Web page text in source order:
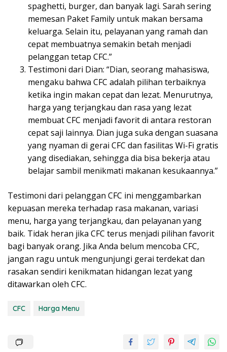
spaghetti, burger, dan banyak lagi. Sarah sering
memesan Paket Family untuk makan bersama
keluarga. Selain itu, pelayanan yang ramah dan
cepat membuatnya semakin betah menjadi
pelanggan tetap CFC.”
Testimoni dari Dian: “Dian, seorang mahasiswa,
mengaku bahwa CFC adalah pilihan terbaiknya
ketika ingin makan cepat dan lezat. Menurutnya,
harga yang terjangkau dan rasa yang lezat
membuat CFC menjadi favorit di antara restoran
cepat saji lainnya. Dian juga suka dengan suasana
yang nyaman di gerai CFC dan fasilitas Wi-Fi gratis
yang disediakan, sehingga dia bisa bekerja atau
belajar sambil menikmati makanan kesukaannya.”
Testimoni dari pelanggan CFC ini menggambarkan
kepuasan mereka terhadap rasa makanan, variasi
menu, harga yang terjangkau, dan pelayanan yang
baik. Tidak heran jika CFC terus menjadi pilihan favorit
bagi banyak orang. Jika Anda belum mencoba CFC,
jangan ragu untuk mengunjungi gerai terdekat dan
rasakan sendiri kenikmatan hidangan lezat yang
ditawarkan oleh CFC.
CFC Harga Menu